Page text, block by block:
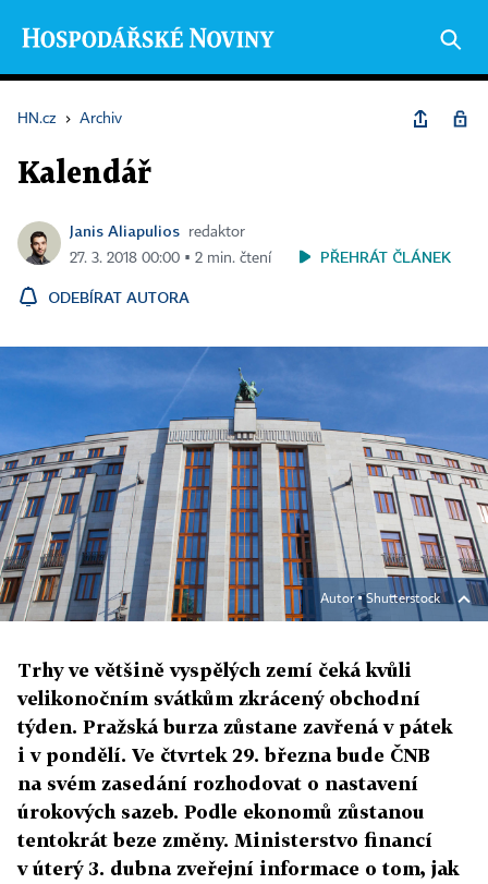
HN.cz › Archiv
Kalendář
Janis Aliapulios
redaktor
27. 3. 2018 00:00 ▪ 2 min. čtení
PŘEHRÁT ČLÁNEK
ODEBÍRAT AUTORA
Autor ▪Shutterstock
Trhy ve většině vyspělých zemí čeká kvůli
velikonočním svátkům zkrácený obchodní
týden. Pražská burza zůstane zavřená v pátek
i v pondělí. Ve čtvrtek 29. března bude ČNB
na svém zasedání rozhodovat o nastavení
úrokových sazeb. Podle ekonomů zůstanou
tentokrát beze změny. Ministerstvo financí
v úterý 3. dubna zveřejní informace o tom, jak